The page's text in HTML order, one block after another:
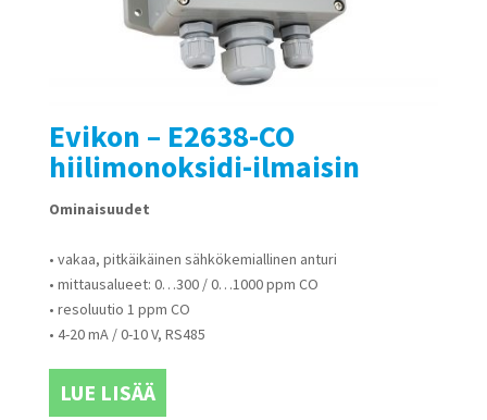
Evikon – E2638-CO
hiilimonoksidi-ilmaisin
Ominaisuudet
• vakaa, pitkäikäinen sähkökemiallinen anturi
• mittausalueet: 0…300 / 0…1000 ppm CO
• resoluutio 1 ppm CO
• 4-20 mA / 0-10 V, RS485
LUE LISÄÄ